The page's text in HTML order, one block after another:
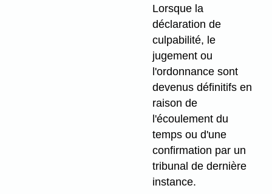
Lorsque la
déclaration de
culpabilité, le
jugement ou
l'ordonnance sont
devenus définitifs en
raison de
l'écoulement du
temps ou d'une
confirmation par un
tribunal de dernière
instance.